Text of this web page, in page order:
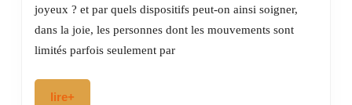
liberté
:
joyeux ? et par quels dispositifs peut-on ainsi soigner,
dans la joie, les personnes dont les mouvements sont
limités parfois seulement par
lire+